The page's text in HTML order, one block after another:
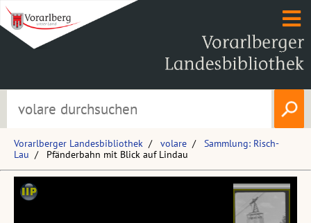
Vorarlberger Landesbibliothek volare
Sammlung: Risch-
Lau
Pfänderbahn mit Blick auf Lindau